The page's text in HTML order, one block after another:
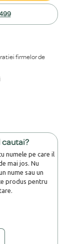
firmelor de
cautai?
numele pe care il
mai jos. Nu
nume sau un
produs pentru